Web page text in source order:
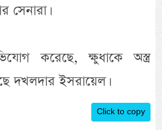
করেছে, ক্ষুধাকে অস্ত্র
দখলদার ইসরায়েল।
Click to copy